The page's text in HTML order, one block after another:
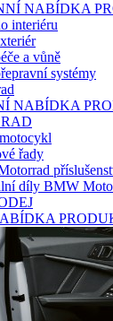
NABÍDKA
interiéru
a vůně
systémy
NABÍDKA
řady
díly BMW